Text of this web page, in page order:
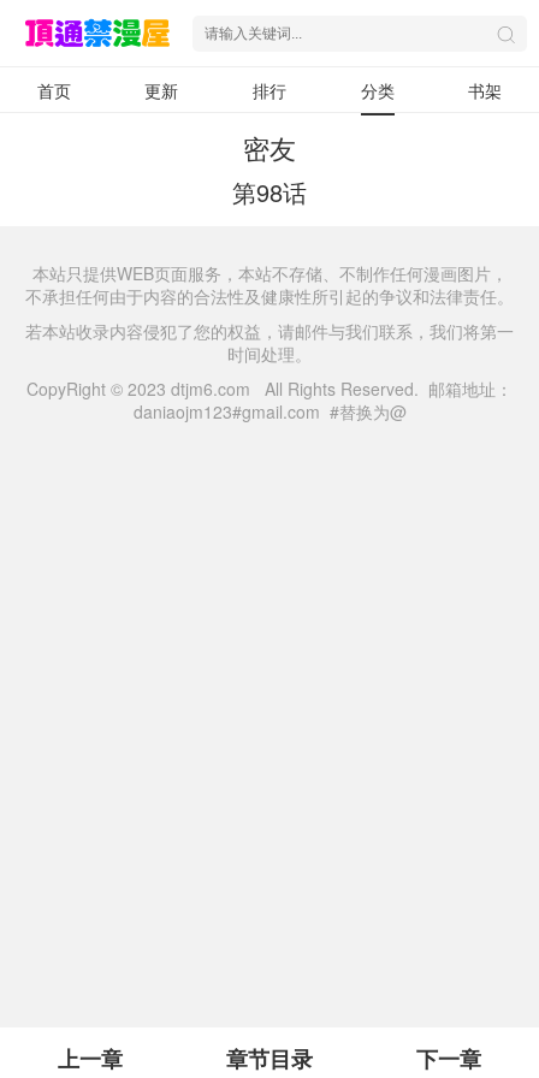
首页 更新 排行 分类 书架
密友
第98话
上一章 章节目录 下一章
本站只提供WEB页面服务，本站不存储、不制作任何漫画图片，
不承担任何由于内容的合法性及健康性所引起的争议和法律责任。
若本站收录内容侵犯了您的权益，请邮件与我们联系，我们将第一
时间处理。
CopyRight © 2023 dtjm6.com All Rights Reserved. 邮箱地址：
daniaojm123#gmail.com #替换为@